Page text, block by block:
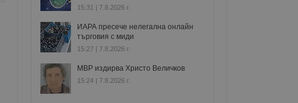
15:31 | 7.8.2026 г.
ИАРА пресече нелегална онлайн
търговия с миди
15:27 | 7.8.2026 г.
МВР издирва Христо Величков
15:24 | 7.8.2026 г.